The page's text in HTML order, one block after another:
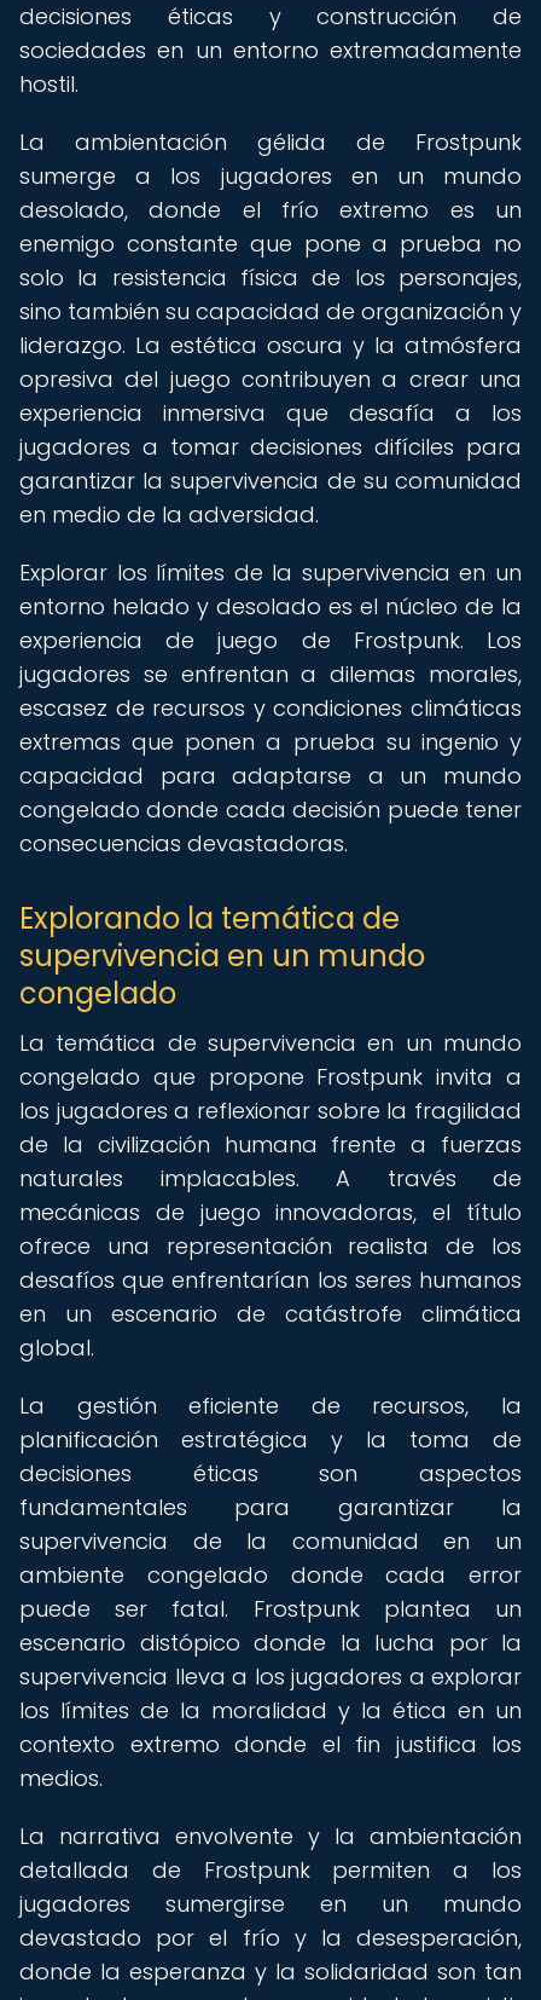
decisiones éticas y construcción de
sociedades en un entorno extremadamente
hostil.
La ambientación gélida de Frostpunk
sumerge a los jugadores en un mundo
desolado, donde el frío extremo es un
enemigo constante que pone a prueba no
solo la resistencia física de los personajes,
sino también su capacidad de organización y
liderazgo. La estética oscura y la atmósfera
opresiva del juego contribuyen a crear una
experiencia inmersiva que desafía a los
jugadores a tomar decisiones difíciles para
garantizar la supervivencia de su comunidad
en medio de la adversidad.
Explorar los límites de la supervivencia en un
entorno helado y desolado es el núcleo de la
experiencia de juego de Frostpunk. Los
jugadores se enfrentan a dilemas morales,
escasez de recursos y condiciones climáticas
extremas que ponen a prueba su ingenio y
capacidad para adaptarse a un mundo
congelado donde cada decisión puede tener
consecuencias devastadoras.
Explorando la temática de
supervivencia en un mundo
congelado
La temática de supervivencia en un mundo
congelado que propone Frostpunk invita a
los jugadores a reflexionar sobre la fragilidad
de la civilización humana frente a fuerzas
naturales implacables. A través de
mecánicas de juego innovadoras, el título
ofrece una representación realista de los
desafíos que enfrentarían los seres humanos
en un escenario de catástrofe climática
global.
La gestión eficiente de recursos, la
planificación estratégica y la toma de
decisiones éticas son aspectos
fundamentales para garantizar la
supervivencia de la comunidad en un
ambiente congelado donde cada error
puede ser fatal. Frostpunk plantea un
escenario distópico donde la lucha por la
supervivencia lleva a los jugadores a explorar
los límites de la moralidad y la ética en un
contexto extremo donde el fin justifica los
medios.
La narrativa envolvente y la ambientación
detallada de Frostpunk permiten a los
jugadores sumergirse en un mundo
devastado por el frío y la desesperación,
donde la esperanza y la solidaridad son tan